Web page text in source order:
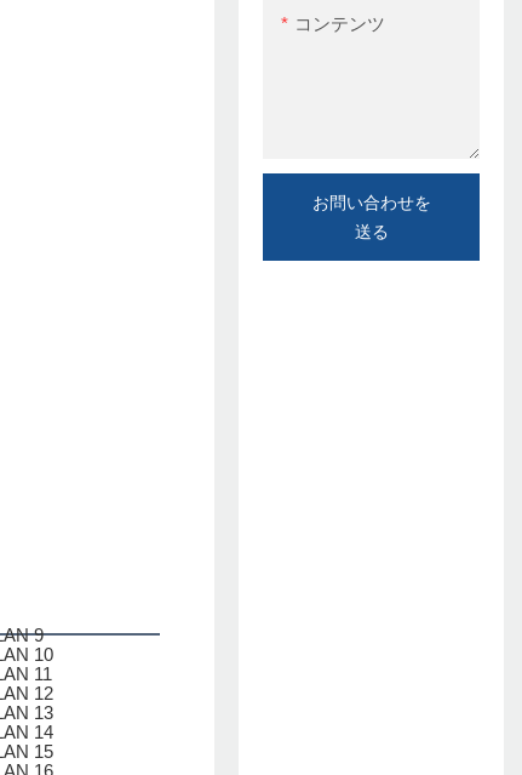
コンテンツ
お問い合わせを
送る